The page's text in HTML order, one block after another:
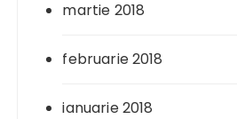
martie 2018
februarie 2018
ianuarie 2018